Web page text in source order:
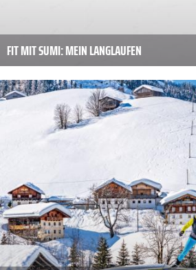
FIT MIT SUMI: MEIN LANGLAUFEN